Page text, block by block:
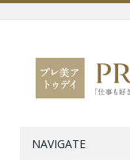
NAVIGATE